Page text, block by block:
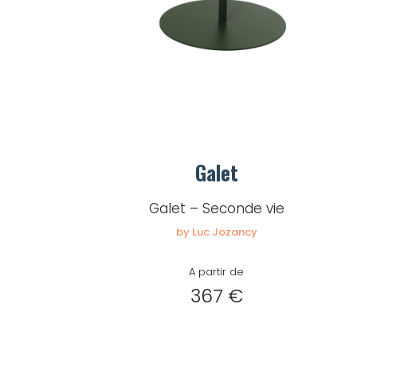
Galet
Galet – Seconde vie
by Luc Jozancy
A partir de
367 €